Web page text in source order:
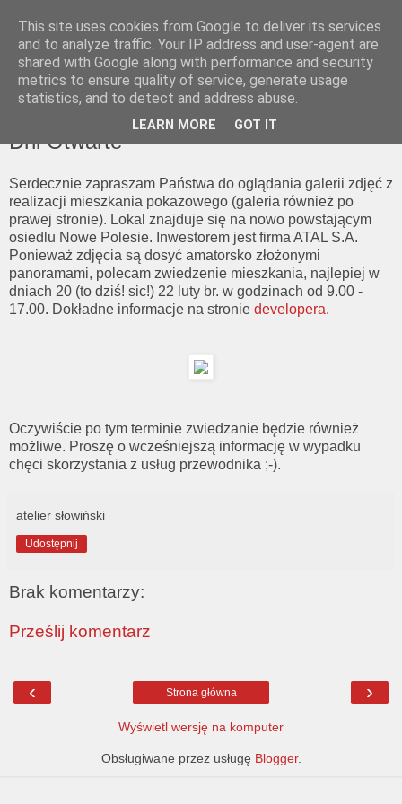
Dni Otwarte
Serdecznie zapraszam Państwa do oglądania galerii zdjęć z
realizacji mieszkania pokazowego (galeria również po
prawej stronie). Lokal znajduje się na nowo powstającym
osiedlu Nowe Polesie. Inwestorem jest firma ATAL S.A.
Ponieważ zdjęcia są dosyć amatorsko złożonymi
panoramami, polecam zwiedzenie mieszkania, najlepiej w
dniach 20 (to dziś! sic!) 22 luty br. w godzinach od 9.00 -
17.00. Dokładne informacje na stronie developera.
Oczywiście po tym terminie zwiedzanie będzie również
możliwe. Proszę o wcześniejszą informację w wypadku
chęci skorzystania z usług przewodnika ;-).
atelier słowiński
Udostępnij
Brak komentarzy:
Prześlij komentarz
‹ ›
Strona główna
Wyświetl wersję na komputer
Obsługiwane przez usługę Blogger.
This site uses cookies from Google to deliver its services
and to analyze traffic. Your IP address and user-agent are
shared with Google along with performance and security
metrics to ensure quality of service, generate usage
statistics, and to detect and address abuse.
LEARN MORE GOT IT